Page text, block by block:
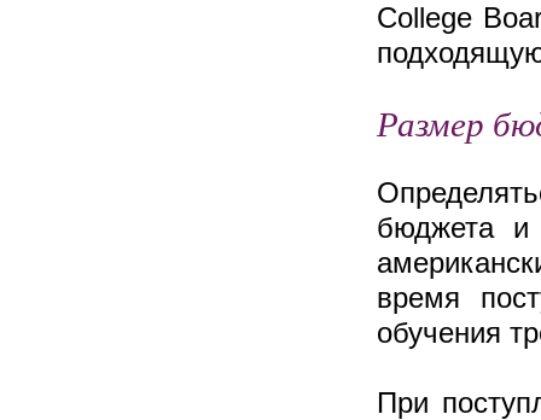
College
Размер
бюджета и
время
обучения
При